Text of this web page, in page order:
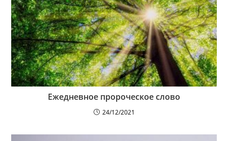
Ежедневное пророческое слово
24/12/2021